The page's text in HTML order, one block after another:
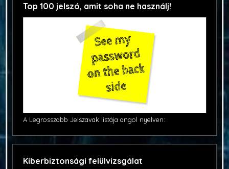
Top 100 jelszó, amit soha ne használj!
A Legrosszabb Jelszavak listája angol nyelven:
Kiberbiztonsági felülvizsgálat